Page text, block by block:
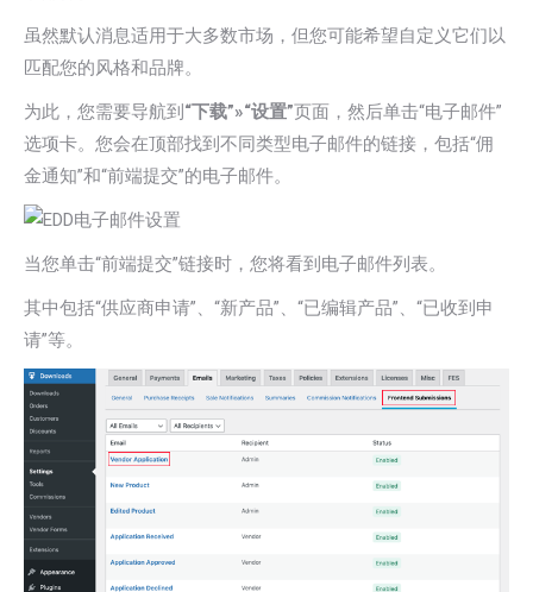
虽然默认消息适用于大多数市场，但您可能希望自定义它们以
匹配您的风格和品牌。
为此，您需要导航到 “下载”»“设置”页面，然后单击“电子邮件”
选项卡。您会在顶部找到不同类型电子邮件的链接，包括“佣
金通知”和“前端提交”的电子邮件。
当您单击“前端提交”链接时，您将看到电子邮件列表。
其中包括“供应商申请”、“新产品”、“已编辑产品”、“已收到申
请”等。